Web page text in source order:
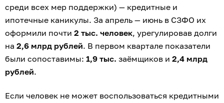
среди всех мер поддержки) — кредитные и
ипотечные каникулы. За апрель — июнь в СЗФО их
оформили почти 2 тыс. человек, урегулировав долги
на 2,6 млрд рублей. В первом квартале показатели
были сопоставимы: 1,9 тыс. заёмщиков и 2,4 млрд
рублей.
Если человек не может воспользоваться кредитными